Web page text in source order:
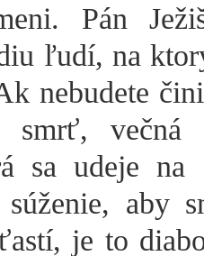
Pán
ľudí, na
nebudete
smrť,
sa udeje
aby
je to